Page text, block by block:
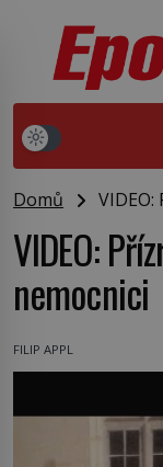
Domů
VIDEO:
nemocnici
FILIP APPL